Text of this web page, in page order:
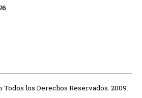
los Derechos Reservados. 2009.